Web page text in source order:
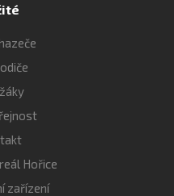
Hořice
zařízení